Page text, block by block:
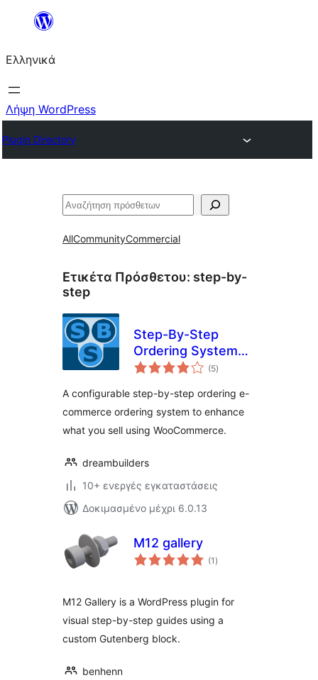
Μετάβαση
περιεχόμενο
Ελληνικά
Λήψη WordPress
Plugin Directory
Αναζήτηση
AllCommunityCommercial
Ετικέτα Πρόσθετου: step-by-
step
Step-By-Step
Ordering System
for WooCommerce
(5αξιολογήσεις
σύνολο
)
A configurable step-by-step ordering e-
commerce ordering system to enhance
what you sell using WooCommerce.
dreambuilders
10+ ενεργές εγκαταστάσεις
Δοκιμασμένο μέχρι 6.0.13
M12 gallery
(1 αξιολογήσεις
σύνολο
)
M12 Gallery is a WordPress plugin for
visual step-by-step guides using a
custom Gutenberg block.
benhenn